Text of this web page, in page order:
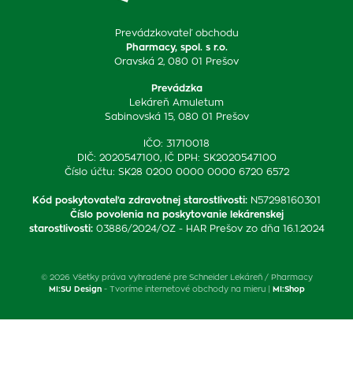
Prevádzkovateľ obchodu
Pharmacy, spol. s r.o.
Oravská 2, 080 01 Prešov
Prevádzka
Lekáreň Amuletum
Sabinovská 15, 080 01 Prešov
IČO: 31710018
DIČ: 2020547100, IČ DPH: SK2020547100
Číslo účtu: SK28 0200 0000 0000 6720 6572
Kód poskytovateľa zdravotnej starostlivosti: N57298160301
Číslo povolenia na poskytovanie lekárenskej
starostlivosti: 03886/2024/OZ - HAR Prešov zo dňa 16.1.2024
© 2026 Všetky práva vyhradené pre Schneider Lekáreň / Pharmacy
MI:SU Design- Tvoríme internetové obchody na mieru | MI:Shop